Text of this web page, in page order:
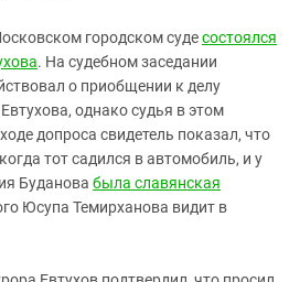
городском судесостоялся
. На судебном заседании
о приобщении к делу
однако судья в этом
допроса свидетель показал, что
тот садился в автомобиль, и у
Буданова была славянская
Юсупа Темирханова видит в